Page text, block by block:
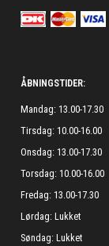
ÅBNINGSTIDER:
Mandag: 13.00-17.30
Tirsdag: 10.00-16.00
Onsdag: 13.00-17.30
Torsdag: 10.00-16.00
Fredag: 13.00-17.30
Lørdag: Lukket
Søndag: Lukket